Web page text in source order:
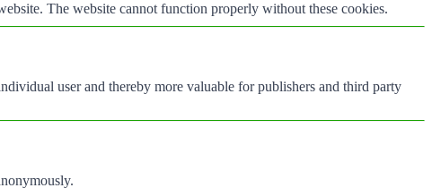
The website cannot function properly without these cookies.
user and thereby more valuable for publishers and third party